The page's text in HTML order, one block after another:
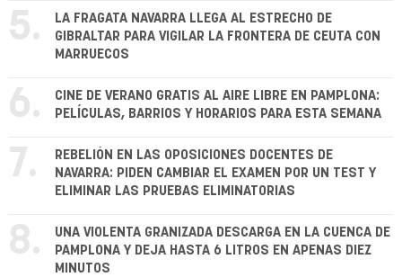
5.
LA FRAGATA NAVARRA LLEGA AL ESTRECHO DE
GIBRALTAR PARA VIGILAR LA FRONTERA DE CEUTA CON
MARRUECOS
6.
CINE DE VERANO GRATIS AL AIRE LIBRE EN PAMPLONA:
PELÍCULAS, BARRIOS Y HORARIOS PARA ESTA SEMANA
7.
REBELIÓN EN LAS OPOSICIONES DOCENTES DE
NAVARRA: PIDEN CAMBIAR EL EXAMEN POR UN TEST Y
ELIMINAR LAS PRUEBAS ELIMINATORIAS
8.
UNA VIOLENTA GRANIZADA DESCARGA EN LA CUENCA DE
PAMPLONA Y DEJA HASTA 6 LITROS EN APENAS DIEZ
MINUTOS